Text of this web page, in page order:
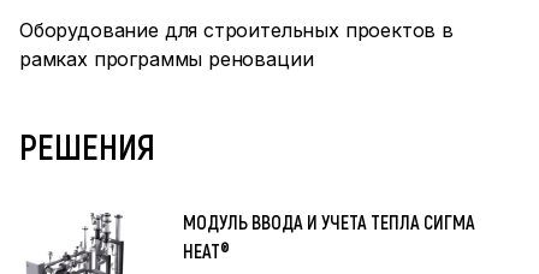
Оборудование для строительных проектов в
рамках программы реновации
РЕШЕНИЯ
МОДУЛЬ ВВОДА И УЧЕТА ТЕПЛА СИГМА
HEAT®